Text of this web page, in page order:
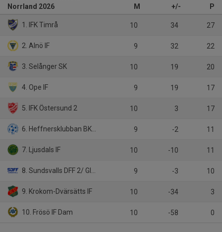
Norrland 2026
M +/- P
1. IFK Timrå 10 34 27
2. Alnö IF 9 32 22
3. Selånger SK 10 19 20
4. Ope IF 9 19 17
5. IFK Östersund 2 10 3 17
6. Heffnersklubban BK 2 9 -2 11
7. Ljusdals IF 10 -10 11
8. Sundsvalls DFF 2/ GIF Sundsvall 9 -3 10
9. Krokom-Dvärsätts IF 10 -34 3
10. Frösö IF Dam 10 -58 0